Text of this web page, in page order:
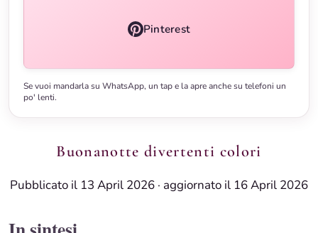
Pinterest
Se vuoi mandarla su WhatsApp, un tap e la apre anche su telefoni un
po' lenti.
Buonanotte divertenti colori
Pubblicato il 13 April 2026 · aggiornato il 16 April 2026